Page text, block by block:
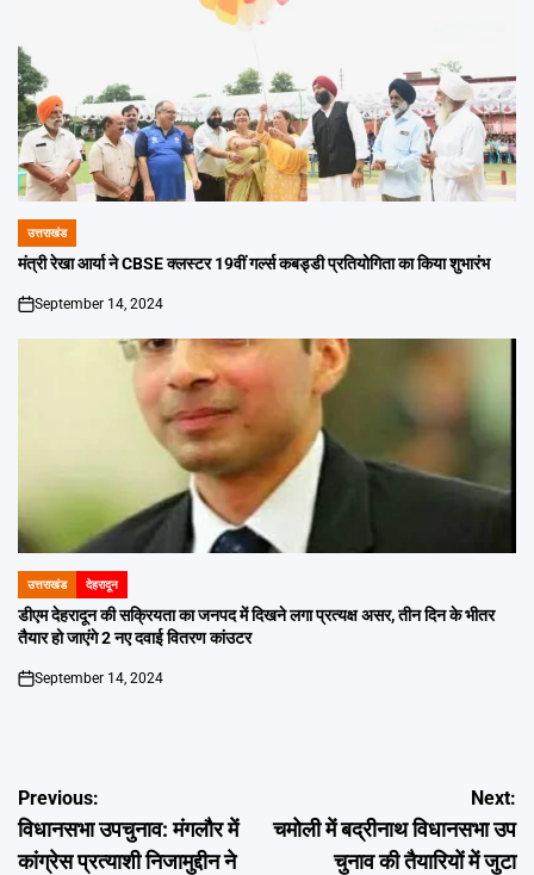
POSTED
IN
उत्तराखंड
मंत्री रेखा आर्या ने CBSE क्लस्टर 19वीं गर्ल्स कबड्डी प्रतियोगिता का किया शुभारंभ
on
September 14, 2024
POSTED
IN
उत्तराखंड देहरादून
डीएम देहरादून की सक्रियता का जनपद में दिखने लगा प्रत्यक्ष असर, तीन दिन के भीतर
तैयार हो जाएंगे 2 नए दवाई वितरण कांउटर
on
September 14, 2024
Post
navigation
Previous:
विधानसभा उपचुनाव: मंगलौर में
कांग्रेस प्रत्याशी निजामुद्दीन ने
Next:
चमोली में बद्रीनाथ विधानसभा उप
चुनाव की तैयारियों में जुटा